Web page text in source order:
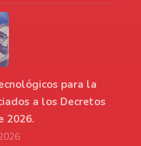
para la
a los Decretos
2026.